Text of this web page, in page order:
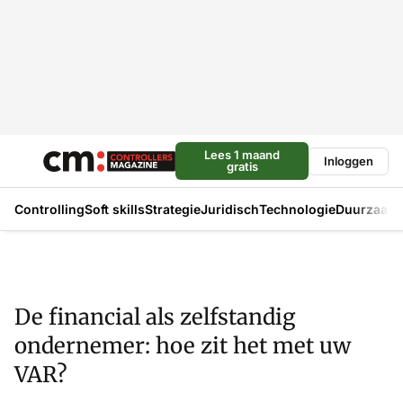
Lees 1 maand
gratis
Inloggen
ControllingSoft skillsStrategieJuridischTechnologie
De financial als zelfstandig
ondernemer: hoe zit het met uw
VAR?